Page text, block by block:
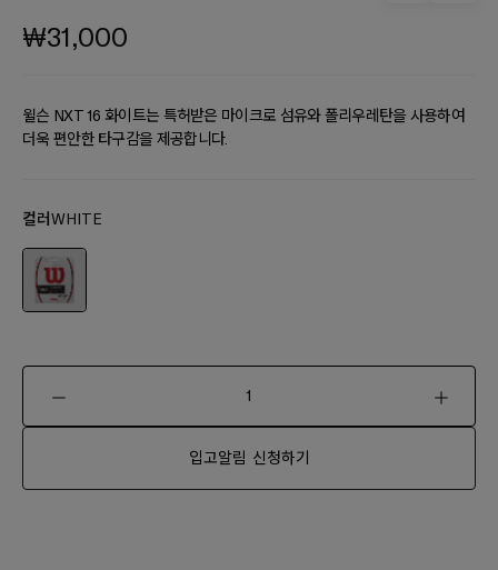
₩31,000
윌슨 NXT 16 화이트는 특허받은 마이크로 섬유와 폴리우레탄을 사용하여
더욱 편안한 타구감을 제공합니다.
컬러WHITE
입고알림 신청하기